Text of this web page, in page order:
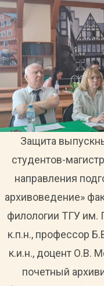
Защита
студентов-
направления
архивоведение»
филологии ТГУ им.
к.п.н., профессор
к.и.н., доцент О.В.
почетный